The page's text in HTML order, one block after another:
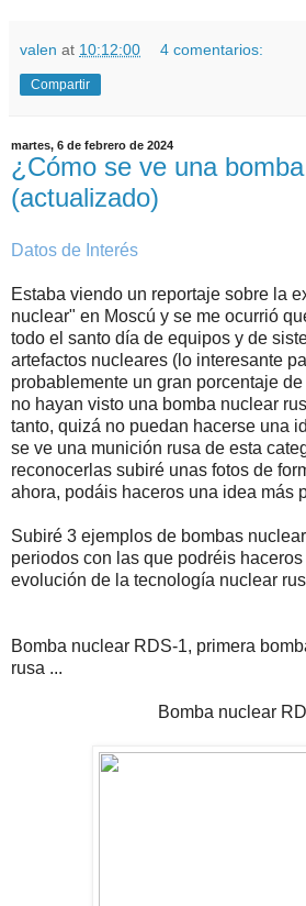
valen at 10:12:00 4 comentarios:
Compartir
martes, 6 de febrero de 2024
¿Cómo se ve una
(actualizado)
Datos de Interés
Estaba viendo un reportaje sobre la
nuclear" en Moscú y se me ocurrió
todo el santo día de equipos y de
artefactos nucleares (lo interesante
probablemente un gran porcentaje
no hayan visto una bomba nuclear
tanto, quizá no puedan hacerse una
se ve una munición rusa de esta
reconocerlas subiré unas fotos de
ahora, podáis haceros una idea más
Subiré 3 ejemplos de bombas
periodos con las que podréis
evolución de la tecnología nuclear
Bomba nuclear RDS-1, primera
rusa ...
Bomba nuclear